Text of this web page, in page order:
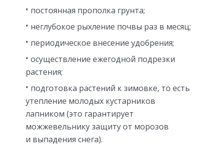
постоянная прополка грунта;
неглубокое рыхление почвы раз в месяц;
периодическое внесение удобрения;
осуществление ежегодной подрезки
растения;
подготовка растений к зимовке, то есть
утепление молодых кустарников
лапником (это гарантирует
можжевельнику защиту от морозов
и выпадения снега).